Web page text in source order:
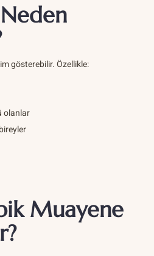
gösterebilir. Özellikle:
olanlar
Muayene